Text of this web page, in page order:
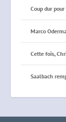
Coup dur
Marco
Cette fois,
Saalbach